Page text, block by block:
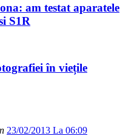
am testat aparatele
S1R
în viețile
23/02/2013 La 06:09